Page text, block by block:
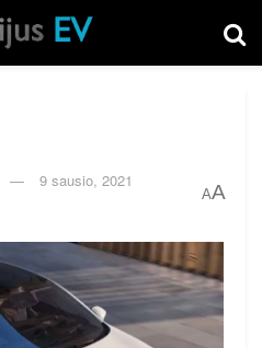
9 sausio, 2021
AA